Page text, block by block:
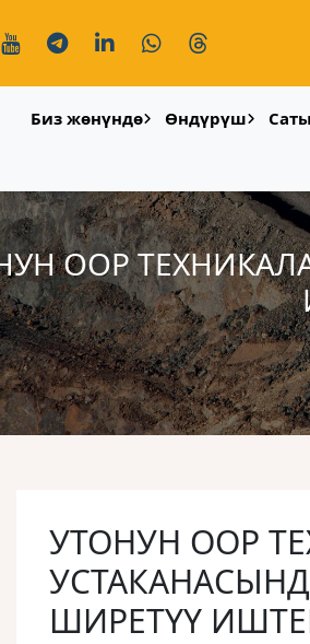
Биз жөнүндө Өндүрүш
ООР
УТОНУН ООР
ШИРЕТҮҮ